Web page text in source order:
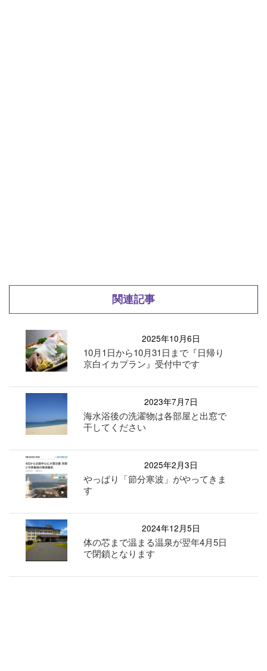
関連記事
2025年10月6日
10月1日から10月31日まで『日帰り
京白イカプラン』受付中です
2023年7月7日
海水浴後の洗濯物は各部屋と出窓で
干してください
2025年2月3日
やっぱり「節分寒波」がやってきま
す
2024年12月5日
体の芯まで温まる温泉が翌年4月5日
で閉鎖となります